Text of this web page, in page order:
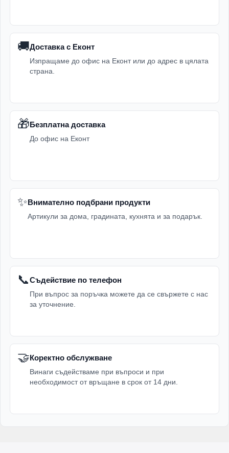
🚚Доставка с Еконт
Изпращаме до офис на Еконт или до адрес в цялата
страна.
🎁Безплатна доставка
До офис на Еконт
✨Внимателно подбрани продукти
Артикули за дома, градината, кухнята и за подарък.
📞Съдействие по телефон
При въпрос за поръчка можете да се свържете с нас
за уточнение.
🤝Коректно обслужване
Винаги съдействаме при въпроси и при
необходимост от връщане в срок от 14 дни.